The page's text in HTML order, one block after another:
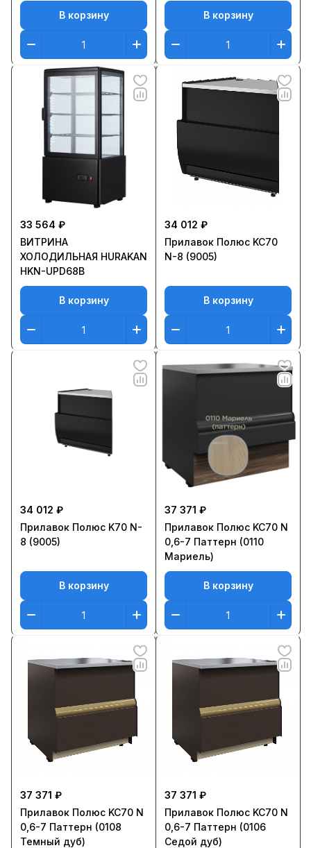
В корзину В корзину
33 564 ₽
ВИТРИНА
ХОЛОДИЛЬНАЯ HURAKAN
HKN-UPD68B
В корзину
34 012 ₽
Прилавок Полюс KC70
N-8 (9005)
В корзину
34 012 ₽
Прилавок Полюс K70 N-
8 (9005)
В корзину
37 371 ₽
Прилавок Полюс KC70 N
0,6-7 Паттерн (0110
Мариель)
В корзину
37 371 ₽
Прилавок Полюс KC70 N
0,6-7 Паттерн (0108
Темный дуб)
37 371 ₽
Прилавок Полюс KC70 N
0,6-7 Паттерн (0106
Седой дуб)